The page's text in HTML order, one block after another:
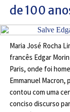
de 100
Maria José Rocha
francês Edgar
Paris, onde foi
Emmanuel Macron,
contou com uma
conciso discurso